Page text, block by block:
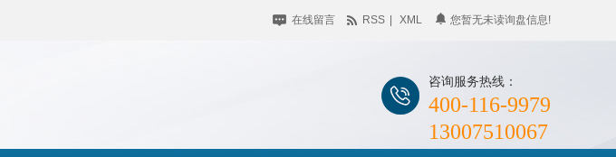
您暂无未读询盘信息!
在线留言 RSS XML
咨询服务热线：
400-116-9979
13007510067